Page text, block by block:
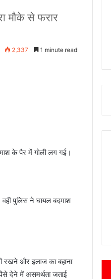
मौके से फरार
2,337 1 minute read
के पैर में गोली लग गई।
पुलिस ने घायल बदमाश
रखने और इलाज का बहाना
देने में असमर्थता जताई